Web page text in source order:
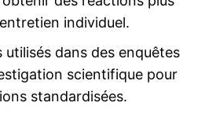
individuel.
utilisés dans des enquêtes
scientifique pour
standardisées.